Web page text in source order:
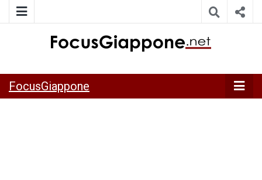
della Japan Italy Economic Federation
FocusGiappone